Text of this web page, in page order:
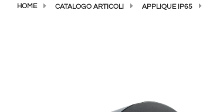
HOME CATALOGO ARTICOLI APPLIQUE IP65